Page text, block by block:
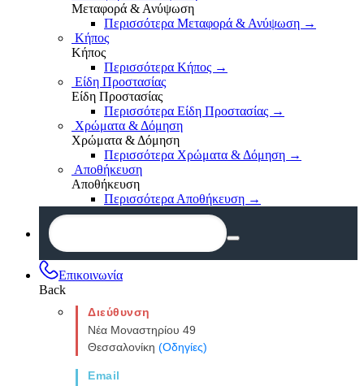
Μεταφορά & Ανύψωση
Περισσότερα Μεταφορά & Ανύψωση →
Κήπος
Κήπος
Περισσότερα Κήπος →
Είδη Προστασίας
Είδη Προστασίας
Περισσότερα Είδη Προστασίας →
Χρώματα & Δόμηση
Χρώματα & Δόμηση
Περισσότερα Χρώματα & Δόμηση →
Αποθήκευση
Αποθήκευση
Περισσότερα Αποθήκευση →
Επικοινωνία
Back
Διεύθυνση
Νέα Μοναστηρίου 49
Θεσσαλονίκη (Οδηγίες)
Email